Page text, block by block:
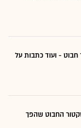
- ועוד כתבות על
החבוט שהפך